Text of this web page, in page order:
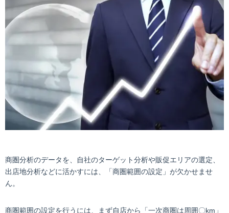
商圏分析のデータを、自社のターゲット分析や販促エリアの選定、
出店地分析などに活かすには、「商圏範囲の設定」が欠かせませ
ん。
商圏範囲の設定を行うには、まず自店から「一次商圏は周囲〇km」